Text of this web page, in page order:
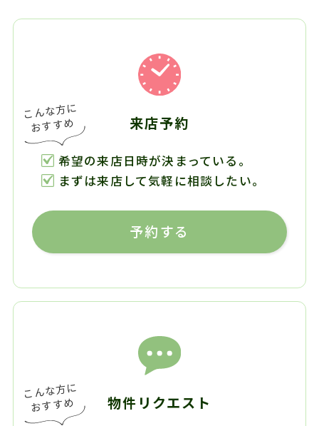
来店予約
希望の来店日時が決まっている。
まずは来店して気軽に相談したい。
予約する
物件リクエスト